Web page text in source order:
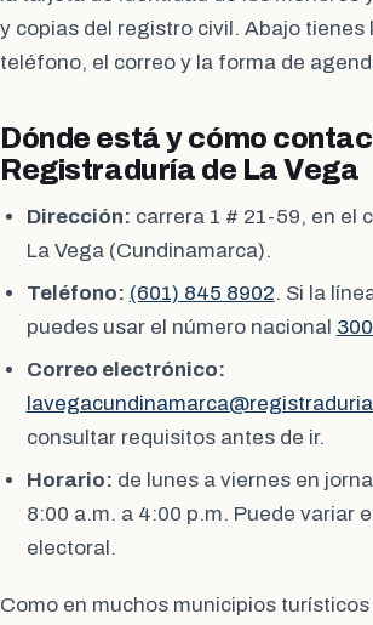
y copias del registro civil. Abajo tienes
teléfono, el correo y la forma de
Dónde está y cómo
Registraduría de La Vega
Dirección: carrera 1 # 21-59, en el
La Vega (Cundinamarca).
Teléfono: (601) 845 8902. Si la
puedes usar el número nacional
Correo electrónico:
consultar requisitos antes de ir.
Horario: de lunes a viernes en
8:00 a.m. a 4:00 p.m. Puede variar
electoral.
Como en muchos municipios